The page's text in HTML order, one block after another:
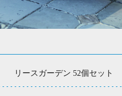
リースガーデン 52個セット